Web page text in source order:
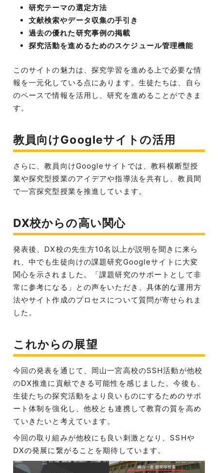
研究テーマの選定方法
文献検索やデータ収集の手引き
過去の優れた研究事例の掲載
探究活動を進めるためのスケジュール管理機能
このサイトの魅力は、探究学習を進める上で必要な情
報を一元化している点にあります。生徒たちは、自ら
のペースで情報を活用し、研究を進めることができま
す。
教員向けGoogleサイトの活用
さらに、教員向けGoogleサイトでは、教科横断型授
業や探究型授業のアイデアや指導法を共有し、教員間
で一宮探究型授業を推進しています。
DX校からの高い関心
発表後、DX校の先生方10名以上が説明を聞きに来ら
れ、中でも生徒向けの課題研究Googleサイトに大変
関心を示されました。「課題研究のサポートとして非
常に参考になる」との声をいただき、具体的な運用方
法やサイト作成のプロセスについて質問が寄せられま
した。
これからの展望
今回の発表を通じて、岡山一宮高校のSSH活動が他校
のDX推進に貢献できる可能性を感じました。今後も、
生徒たちの探究活動をより良いものにするためのサポ
ート体制を強化し、他校とも連携して教育の質を高め
ていきたいと考えています。
今回の取り組みが他校にも良い刺激となり、SSHや
DXの発展に繋がることを期待しています。